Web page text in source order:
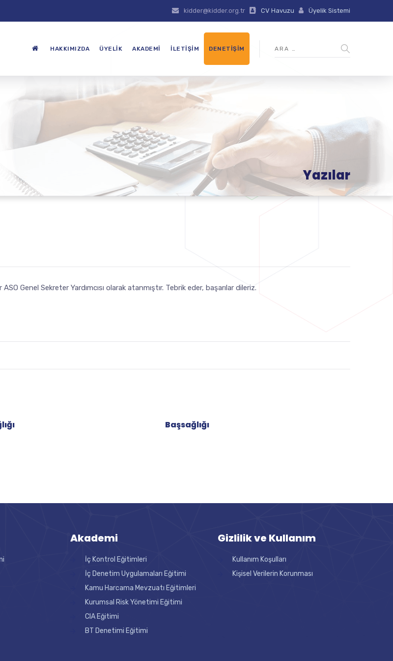
kidder@kidder.org.tr CV Havuzu Üyelik Sistemi
HAKKIMIZDA ÜYELIK AKADEMI İLETIŞIM DENETIŞIM
Yazılar
Genel Sekreter Yardımcısı olarak atanmıştır. Tebrik eder, başarılar dileriz.
Başsağlığı
Akademi
İç Kontrol Eğitimleri
İç Denetim Uygulamaları Eğitimi
Kamu Harcama Mevzuatı Eğitimleri
Kurumsal Risk Yönetimi Eğitimi
CIA Eğitimi
BT Denetimi Eğitimi
Gizlilik ve Kullanım
Kullanım Koşulları
Kişisel Verilerin Korunması